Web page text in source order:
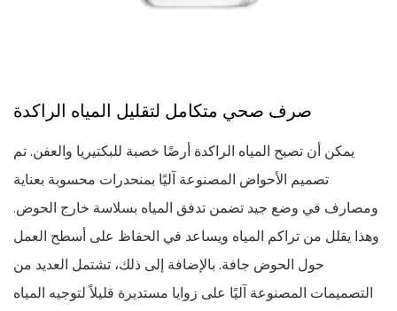
صرف صحي متكامل لتقليل المياه الراكدة
يمكن أن تصبح المياه الراكدة أرضًا خصبة للبكتيريا والعفن. تم
تصميم الأحواض المصنوعة آليًا بمنحدرات محسوبة بعناية
ومصارف في وضع جيد تضمن تدفق المياه بسلاسة خارج الحوض.
وهذا يقلل من تراكم المياه ويساعد في الحفاظ على أسطح العمل
حول الحوض جافة. بالإضافة إلى ذلك، تشتمل العديد من
التصميمات المصنوعة آليًا على زوايا مستديرة قليلاً لتوجيه المياه